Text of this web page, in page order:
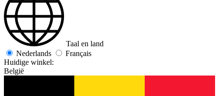
Taal en land
Nederlands
Français
Huidige winkel:
België